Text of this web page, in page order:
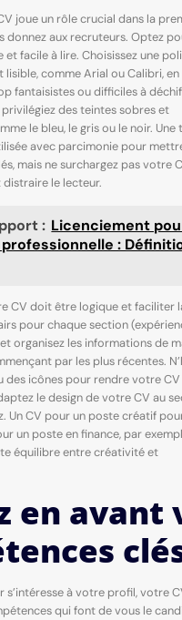
joue un rôle crucial dans la
donnez aux recruteurs. Optez
et facile à lire. Choisissez une
comme Arial ou Calibri, en
fantaisistes ou difficiles à
des teintes sobres et
le bleu, le gris ou le noir. Une
avec parcimonie pour
mais ne surchargez pas votre
le lecteur.
: Licenciement
:
CV doit être logique et faciliter
pour chaque section
organisez les informations de
par les plus récentes.
des icônes pour rendre votre
le design de votre CV au
Un CV pour un poste créatif
un poste en finance, par
équilibre entre créativité et
en avant
s’intéresse à votre profil, votre
qui font de vous le